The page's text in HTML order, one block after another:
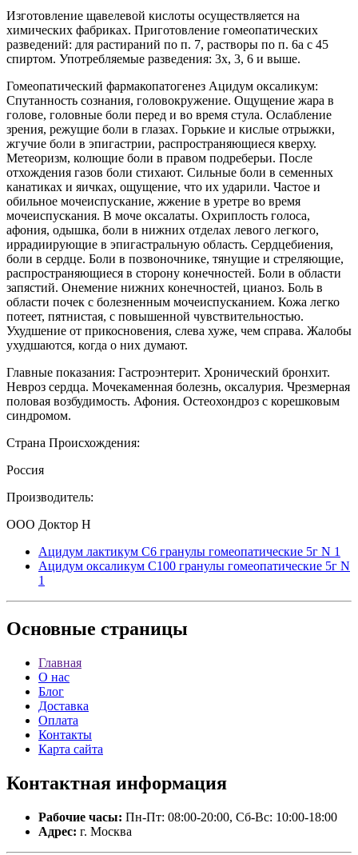
Изготовление щавелевой кислоты осуществляется на
химических фабриках. Приготовление гомеопатических
разведений: для растираний по п. 7, растворы по п. 6а с 45
спиртом. Употребляемые разведения: 3х, 3, 6 и выше.
Гомеопатический фармакопатогенез Ацидум оксаликум:
Спутанность сознания, головокружение. Ощущение жара в
голове, головные боли перед и во время стула. Ослабление
зрения, режущие боли в глазах. Горькие и кислые отрыжки,
жгучие боли в эпигастрии, распространяющиеся кверху.
Метеоризм, колющие боли в правом подреберьи. После
отхождения газов боли стихают. Сильные боли в семенных
канатиках и яичках, ощущение, что их ударили. Частое и
обильное мочеиспускание, жжение в уретре во время
мочеиспускания. В моче оксалаты. Охриплость голоса,
афония, одышка, боли в нижних отделах левого легкого,
иррадиирующие в эпигастральную область. Сердцебиения,
боли в сердце. Боли в позвоночнике, тянущие и стреляющие,
распространяющиеся в сторону конечностей. Боли в области
запястий. Онемение нижних конечностей, цианоз. Боль в
области почек с болезненным мочеиспусканием. Кожа легко
потеет, пятнистая, с повышенной чувствительностью.
Ухудшение от прикосновения, слева хуже, чем справа. Жалобы
ухудшаются, когда о них думают.
Главные показания: Гастроэнтерит. Хронический бронхит.
Невроз сердца. Мочекаменная болезнь, оксалурия. Чрезмерная
половая возбудимость. Афония. Остеохондроз с корешковым
синдромом.
Страна Происхождения:
Россия
Производитель:
ООО Доктор Н
Ацидум лактикум С6 гранулы гомеопатические 5г N 1
Ацидум оксаликум С100 гранулы гомеопатические 5г N
1
Основные страницы
Главная
О нас
Блог
Доставка
Оплата
Контакты
Карта сайта
Контактная информация
Рабочие часы: Пн-Пт: 08:00-20:00, Сб-Вс: 10:00-18:00
Адрес: г. Москва